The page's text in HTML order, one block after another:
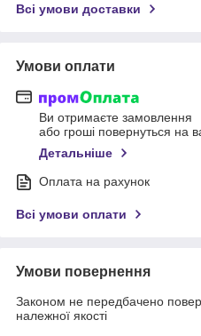
Всі умови доставки
Умови оплати
Ви отримаєте замовлення
або гроші повернуться на
Детальніше
Оплата на рахунок
Всі умови оплати
Умови повернення
Законом не передбачено
належної якості